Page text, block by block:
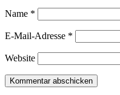
Name *
E-Mail-Adresse *
Website